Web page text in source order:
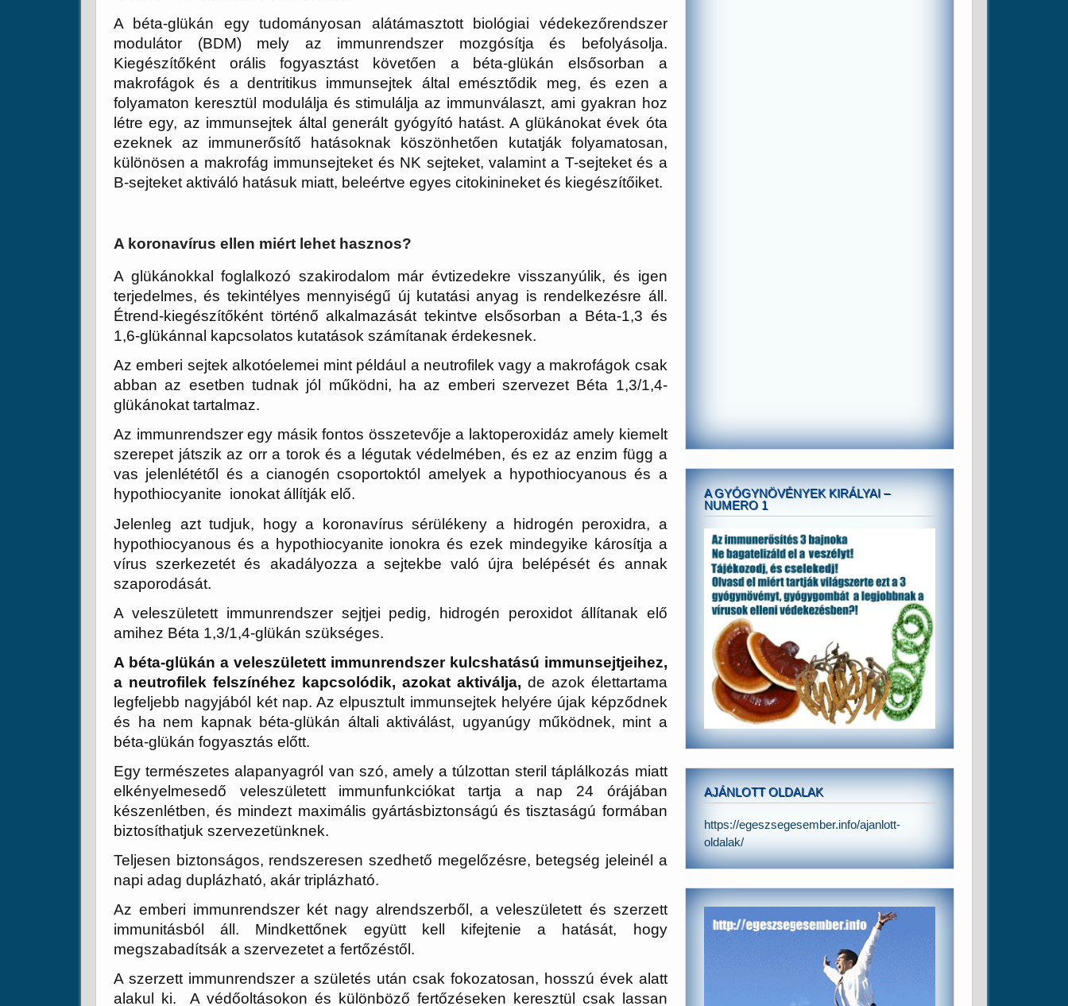
A béta-glükán egy tudományosan alátámasztott biológiai védekezőrendszer
modulátor (BDM) mely az immunrendszer mozgósítja és befolyásolja.
Kiegészítőként orális fogyasztást követően a béta-glükán elsősorban a
makrofágok és a dentritikus immunsejtek által emésztődik meg, és ezen a
folyamaton keresztül modulálja és stimulálja az immunválaszt, ami gyakran hoz
létre egy, az immunsejtek által generált gyógyító hatást. A glükánokat évek óta
ezeknek az immunerősítő hatásoknak köszönhetően kutatják folyamatosan,
különösen a makrofág immunsejteket és NK sejteket, valamint a T-sejteket és a
B-sejteket aktiváló hatásuk miatt, beleértve egyes citokinineket és kiegészítőiket.
A koronavírus ellen miért lehet hasznos?
A glükánokkal foglalkozó szakirodalom már évtizedekre visszanyúlik, és igen
terjedelmes, és tekintélyes mennyiségű új kutatási anyag is rendelkezésre áll.
Étrend-kiegészítőként történő alkalmazását tekintve elsősorban a Béta-1,3 és
1,6-glükánnal kapcsolatos kutatások számítanak érdekesnek.
Az emberi sejtek alkotóelemei mint például a neutrofilek vagy a makrofágok csak
abban az esetben tudnak jól működni, ha az emberi szervezet Béta 1,3/1,4-
glükánokat tartalmaz.
Az immunrendszer egy másik fontos összetevője a laktoperoxidáz amely kiemelt
szerepet játszik az orr a torok és a légutak védelmében, és ez az enzim függ a
vas jelenlététől és a cianogén csoportoktól amelyek a hypothiocyanous és a
hypothiocyanite ionokat állítják elő.
Jelenleg azt tudjuk, hogy a koronavírus sérülékeny a hidrogén peroxidra, a
hypothiocyanous és a hypothiocyanite ionokra és ezek mindegyike károsítja a
vírus szerkezetét és akadályozza a sejtekbe való újra belépését és annak
szaporodását.
A veleszületett immunrendszer sejtjei pedig, hidrogén peroxidot állítanak elő
amihez Béta 1,3/1,4-glükán szükséges.
A béta-glükán a veleszületett immunrendszer kulcshatású immunsejtjeihez,
a neutrofilek felszínéhez kapcsolódik, azokat aktiválja, de azok élettartama
legfeljebb nagyjából két nap. Az elpusztult immunsejtek helyére újak képződnek
és ha nem kapnak béta-glükán általi aktiválást, ugyanúgy működnek, mint a
béta-glükán fogyasztás előtt.
Egy természetes alapanyagról van szó, amely a túlzottan steril táplálkozás miatt
elkényelmesedő veleszületett immunfunkciókat tartja a nap 24 órájában
készenlétben, és mindezt maximális gyártásbiztonságú és tisztaságú formában
biztosíthatjuk szervezetünknek.
Teljesen biztonságos, rendszeresen szedhető megelőzésre, betegség jeleinél a
napi adag duplázható, akár triplázható.
Az emberi immunrendszer két nagy alrendszerből, a veleszületett és szerzett
immunitásból áll. Mindkettőnek együtt kell kifejtenie a hatását, hogy
megszabadítsák a szervezetet a fertőzéstől.
A szerzett immunrendszer a születés után csak fokozatosan, hosszú évek alatt
alakul ki. A védőoltásokon és különböző fertőzéseken keresztül csak lassan
A GYÓGYNÖVÉNYEK KIRÁLYAI –
NUMERO 1
AJÁNLOTT OLDALAK
https://egeszsegesember.info/ajanlott-
oldalak/